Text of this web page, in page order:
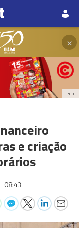
×
PUB
e criação
08:43